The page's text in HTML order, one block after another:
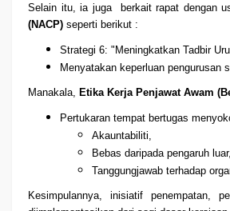
Selain itu, ia juga berkait rapat dengan
(NACP) seperti berikut :
Strategi 6: "Meningkatkan Tadbir
Menyatakan keperluan pengurusan
Manakala, Etika Kerja Penjawat Awam
Pertukaran tempat bertugas
Akauntabiliti,
Bebas daripada pengaruh luar,
Tanggungjawab terhadap
Kesimpulannya, inisiatif penempatan,